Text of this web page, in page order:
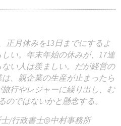
正月休みを13日までにするよ
い。年末年始の休みが、17連
い人は羨ましい。だが経営の
、親企業の生産が止まったら
行やレジャーに繰り出し、む
のではないかと懸念する。
/行政書士@中村事務所